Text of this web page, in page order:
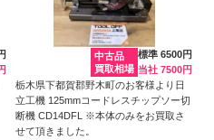
中古品
買取相場
標準 6500円
当社 7500円
栃木県下都賀郡野木町のお客様より日
立工機 125mmコードレスチップソー切
断機 CD14DFL ※本体のみをお買取さ
せて頂きました。